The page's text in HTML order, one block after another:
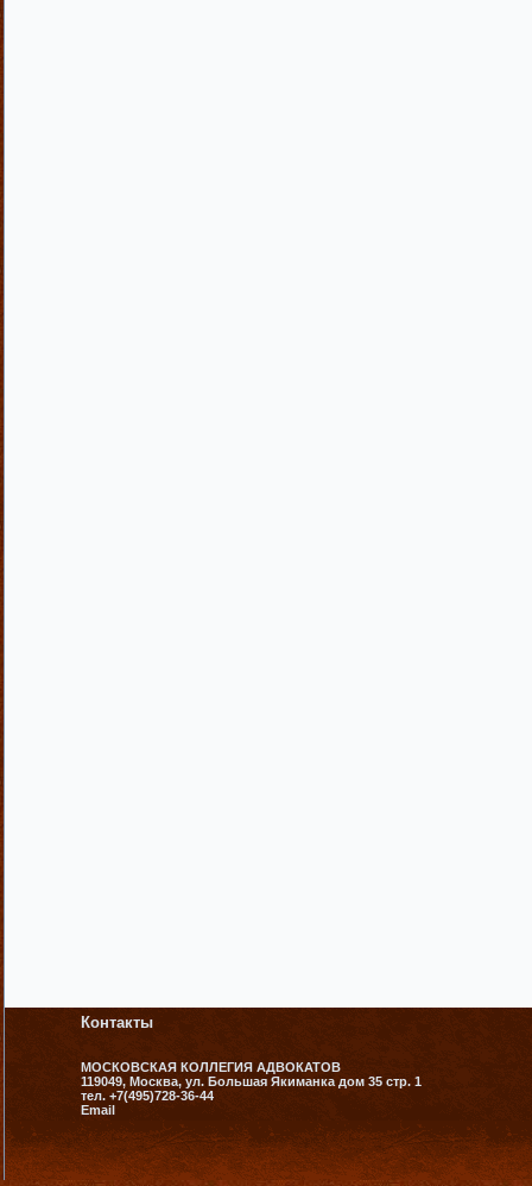
Контакты
МОСКОВСКАЯ КОЛЛЕГИЯ АДВОКАТОВ
119049, Москва, ул. Большая Якиманка дом 35 стр. 1
тел. +7(495)728-36-44
Email